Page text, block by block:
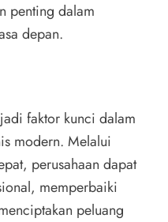
penting dalam
depan.
faktor kunci dalam
modern. Melalui
perusahaan dapat
memperbaiki
peluang